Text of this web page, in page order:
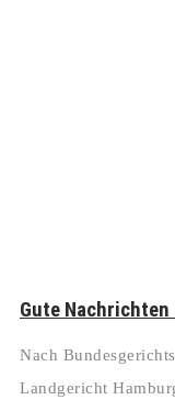
Gute Nachrichten
Nach
Landgericht